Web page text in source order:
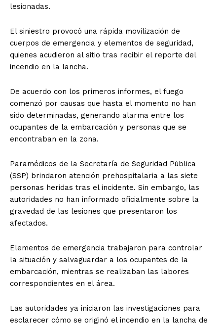
lesionadas.
El siniestro provocó una rápida movilización de
cuerpos de emergencia y elementos de seguridad,
quienes acudieron al sitio tras recibir el reporte del
incendio en la lancha.
De acuerdo con los primeros informes, el fuego
comenzó por causas que hasta el momento no han
sido determinadas, generando alarma entre los
ocupantes de la embarcación y personas que se
encontraban en la zona.
Paramédicos de la Secretaría de Seguridad Pública
(SSP) brindaron atención prehospitalaria a las siete
personas heridas tras el incidente. Sin embargo, las
autoridades no han informado oficialmente sobre la
gravedad de las lesiones que presentaron los
afectados.
Elementos de emergencia trabajaron para controlar
la situación y salvaguardar a los ocupantes de la
embarcación, mientras se realizaban las labores
correspondientes en el área.
Las autoridades ya iniciaron las investigaciones para
esclarecer cómo se originó el incendio en la lancha de